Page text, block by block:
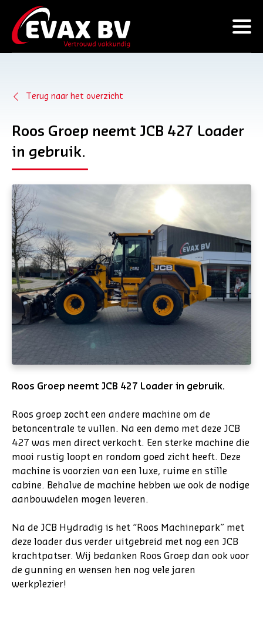
Terug naar het overzicht
Roos Groep neemt JCB 427 Loader
in gebruik.
Roos Groep neemt JCB 427 Loader in gebruik.
Roos groep zocht een andere machine om de
betoncentrale te vullen. Na een demo met deze JCB
427 was men direct verkocht. Een sterke machine die
mooi rustig loopt en rondom goed zicht heeft. Deze
machine is voorzien van een luxe, ruime en stille
cabine. Behalve de machine hebben we ook de nodige
aanbouwdelen mogen leveren.
Na de JCB Hydradig is het “Roos Machinepark” met
deze loader dus verder uitgebreid met nog een JCB
krachtpatser. Wij bedanken Roos Groep dan ook voor
de gunning en wensen hen nog vele jaren
werkplezier!